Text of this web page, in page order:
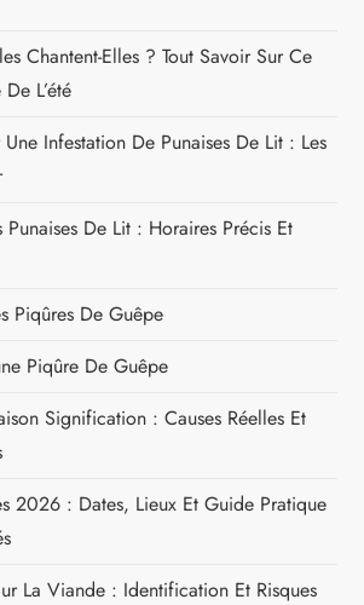
Chantent-Elles ? Tout Savoir Sur Ce
L’été
Infestation De Punaises De Lit : Les
De Lit : Horaires Précis Et
Piqûres De Guêpe
Piqûre De Guêpe
Signification : Causes Réelles Et
2026 : Dates, Lieux Et Guide Pratique
La Viande : Identification Et Risques